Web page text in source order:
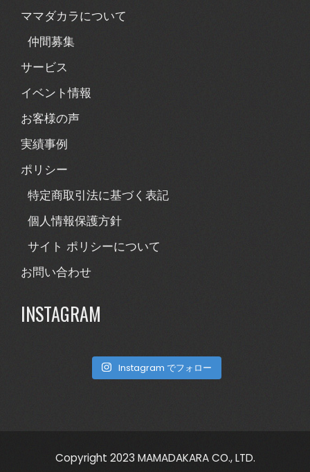
ママダカラについて
仲間募集
サービス
イベント情報
お客様の声
実績事例
ポリシー
特定商取引法に基づく表記
個人情報保護方針
サイト ポリシーについて
お問い合わせ
INSTAGRAM
Instagram でフォロー
Copyright 2023 MAMADAKARA CO., LTD.